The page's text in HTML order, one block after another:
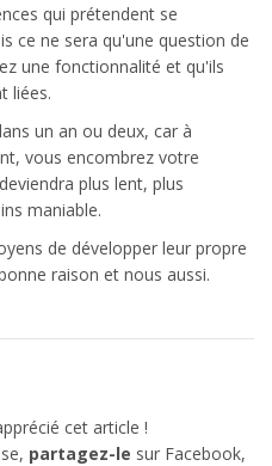
qui prétendent se
ce ne sera qu'une question de
une fonctionnalité et qu'ils
liées.
un an ou deux, car à
vous encombrez votre
plus lent, plus
maniable.
de développer leur propre
raison et nous aussi.
cet article !
partagez-le sur Facebook,